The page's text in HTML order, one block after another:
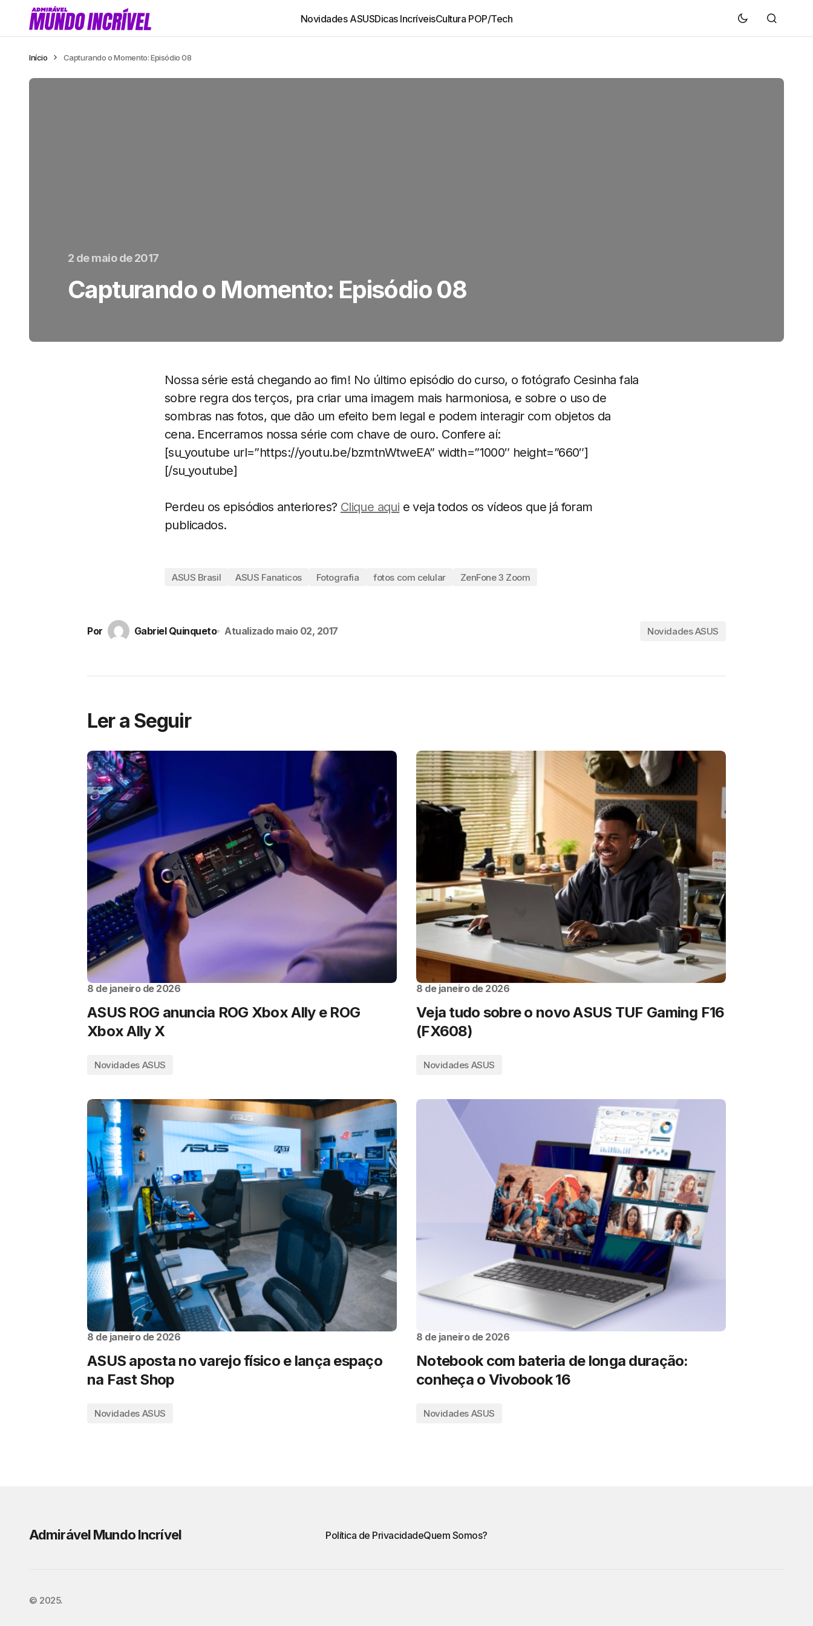
Novidades ASUSDicas IncríveisCultura POP/Tech
Início Capturando o Momento: Episódio 08
2 de maio de 2017
Capturando o Momento: Episódio 08
Nossa série está chegando ao fim! No último episódio do curso, o fotógrafo Cesinha fala
sobre regra dos terços, pra criar uma imagem mais harmoniosa, e sobre o uso de
sombras nas fotos, que dão um efeito bem legal e podem interagir com objetos da
cena. Encerramos nossa série com chave de ouro. Confere aí:
[su_youtube url=”https://youtu.be/bzmtnWtweEA” width=”1000″ height=”660″]
[/su_youtube]
Perdeu os episódios anteriores? Clique aqui e veja todos os vídeos que já foram
publicados.
ASUS Brasil ASUS Fanaticos Fotografia fotos com celular ZenFone 3 Zoom
Por Gabriel Quinqueto Atualizado maio 02, 2017 Novidades ASUS
Ler a Seguir
8 de janeiro de 2026
ASUS ROG anuncia ROG Xbox Ally e ROG
Xbox Ally X
Novidades ASUS
8 de janeiro de 2026
Veja tudo sobre o novo ASUS TUF Gaming F16
(FX608)
Novidades ASUS
8 de janeiro de 2026
ASUS aposta no varejo físico e lança espaço
na Fast Shop
Novidades ASUS
8 de janeiro de 2026
Notebook com bateria de longa duração:
conheça o Vivobook 16
Novidades ASUS
Admirável Mundo Incrível Política de PrivacidadeQuem Somos?
©️ 2025.